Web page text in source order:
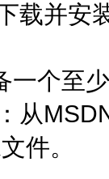
载并安
一个至
从
件。